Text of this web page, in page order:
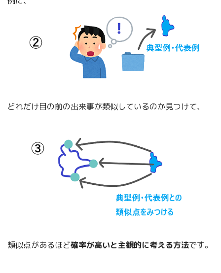
どれだけ目の前の出来事が類似しているのか見つけて、
類似点があるほど確率が高いと主観的に考える方法です。